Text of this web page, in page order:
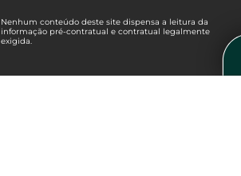
Nenhum conteúdo deste site dispensa a leitura da
informação pré-contratual e contratual legalmente
exigida.